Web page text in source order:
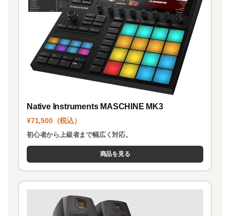
Native Instruments MASCHINE MK3
¥71,500（税込）
初心者から上級者まで幅広く対応。
商品を見る